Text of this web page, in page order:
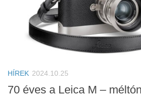
HÍREK 2024.10.25
70 éves a Leica M –